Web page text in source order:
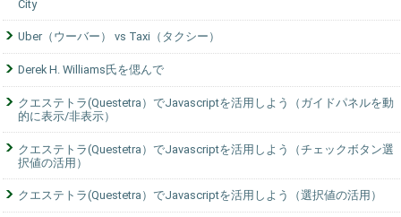
City
Uber（ウーバー） vs Taxi（タクシー）
Derek H. Williams氏を偲んで
クエステトラ(Questetra）でJavascriptを活用しよう（ガイドパネルを動
的に表示/非表示）
クエステトラ(Questetra）でJavascriptを活用しよう（チェックボタン選
択値の活用）
クエステトラ(Questetra）でJavascriptを活用しよう（選択値の活用）